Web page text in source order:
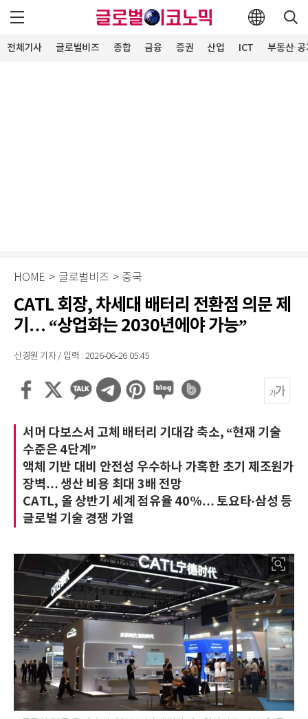
전체기사 글로벌비즈 종합 금융 증권 산업 ICT 부동산·
HOME > 글로벌비즈 > 중국
CATL 회장, 차세대 배터리 전환점 의문 제
기… “상업화는 2030년에야 가능”
신경원 기자 / 입력 : 2026-06-26 05:45
서머 다보스서 고체 배터리 기대감 축소, “현재 기술
수준은 4단계”
액체 기반 대비 안전성 우수하나 가혹한 초기 제조원가
장벽… 생산 비용 최대 3배 전망
CATL, 올 상반기 세계 점유율 40%… 토요타·삼성 등
글로벌 기술 경쟁 가열